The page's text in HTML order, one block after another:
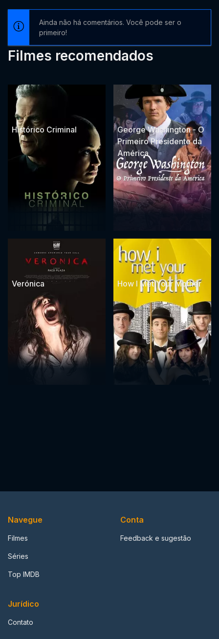
Ainda não há comentários. Você pode ser o
primeiro!
Filmes recomendados
Histórico Criminal
George Washington - O
Primeiro Presidente da
América
Verónica How I Met Your Mother
Navegue
Filmes
Séries
Top IMDB
Conta
Feedback e sugestão
Jurídico
Contato